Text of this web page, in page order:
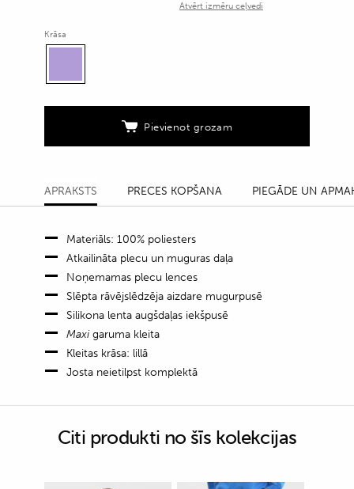
ar
Atvērt izmēru ceļvedi
Krāsa
Pievienot grozam
APRAKSTS PRECES KOPŠANA PIEGĀDE UN
Materiāls: 100% poliesters
Atkailināta plecu un muguras daļa
Noņemamas plecu lences
Slēpta rāvējslēdzēja aizdare mugurpusē
Silikona lenta augšdaļas iekšpusē
Maxigaruma kleita
Kleitas krāsa: lillā
Josta neietilpst komplektā
Citi produkti no šīs kolekcijas